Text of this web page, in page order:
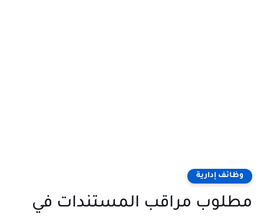
وظائف إدارية
مطلوب مراقب المستندات في